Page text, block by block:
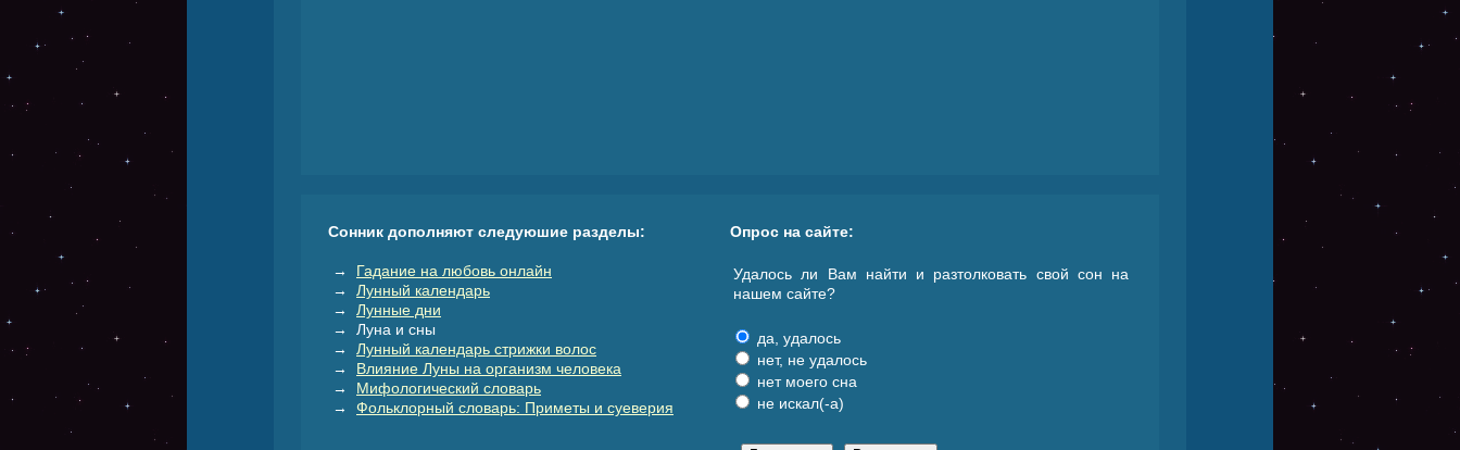
Сонник дополняют следуюшие разделы:
→ Гадание на любовь онлайн
→ Лунный календарь
→ Лунные дни
→ Луна и сны
→ Лунный календарь стрижки волос
→ Влияние Луны на организм человека
→ Мифологический словарь
→ Фольклорный словарь: Приметы и суеверия
Опрос на сайте:
Удалось ли Вам найти и разтолковать свой сон на
нашем сайте?
да, удалось
нет, не удалось
нет моего сна
не искал(-а)